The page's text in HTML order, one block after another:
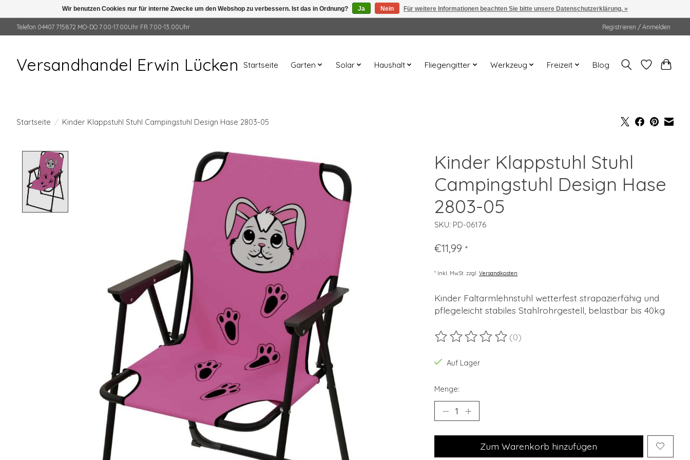
Telefon 04407 715872 MO-DO 7.00-17.00Uhr FR 7.00-13.00Uhr Registrieren / Anmelden
Versandhandel Erwin Lücken Startseite Garten Solar Haushalt Fliegengitter Werkzeug Freizeit Blog
Startseite / Kinder Klappstuhl Stuhl Campingstuhl Design Hase 2803-05
Product image slideshow Items
Kinder Klappstuhl Stuhl
Campingstuhl Design Hase
2803-05
SKU: PD-06176
€11,99 *
* Inkl. MwSt. zzgl. Versandkosten
Kinder Faltarmlehnstuhl wetterfest strapazierfähig und
pflegeleicht stabiles Stahlrohrgestell, belastbar bis 40kg
Die Bewertung dieses Produkts ist
(0)
Auf Lager
Menge:
Zum Warenkorb hinzufügen
Wir benutzen Cookies nur für interne Zwecke um den Webshop zu verbessern. Ist das in Ordnung? Ja Nein Für weitere Informationen beachten Sie bitte unsere Datenschutzerklärung. »